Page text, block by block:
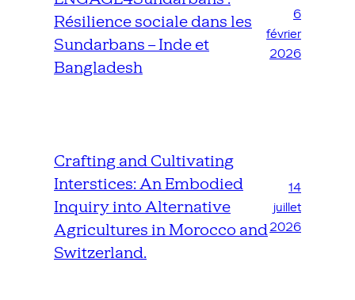
Résilience sociale dans les
Sundarbans – Inde et
Bangladesh
6
février
2026
Crafting and Cultivating
Interstices: An Embodied
Inquiry into Alternative
Agricultures in Morocco and
Switzerland.
14
juillet
2026